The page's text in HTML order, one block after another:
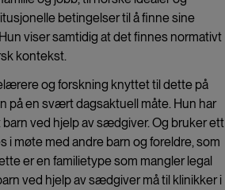
betingelser til å finne sine
viser samtidig at det finnes normativt
kontekst.
og forskning knyttet til dette på
på en svært dagsaktuell måte. Hun har
ved hjelp av sædgiver. Og bruker ett
møte med andre barn og foreldre, som
er en familietype som mangler legal
ved hjelp av sædgiver må til klinikker i